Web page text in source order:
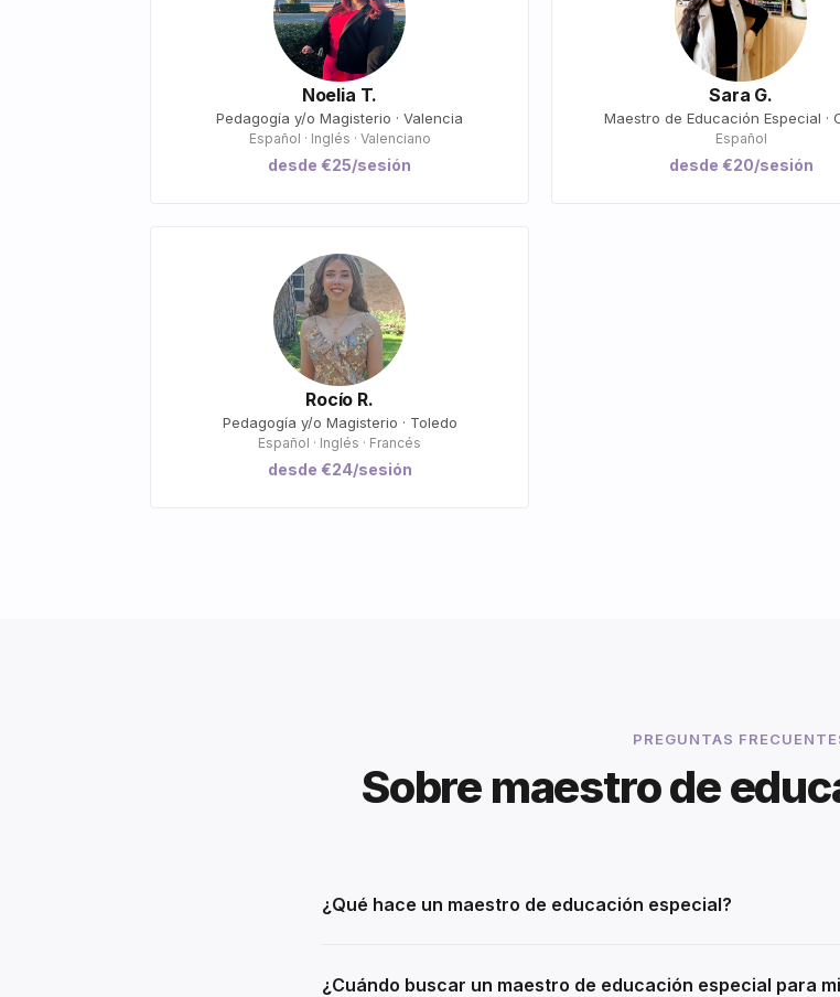
Noelia T.
Pedagogía y/o Magisterio · Valencia
Español · Inglés · Valenciano
desde €25/sesión
Sara G.
Maestro de Educación Especial ·
Español
desde €20/sesión
Rocío R.
Pedagogía y/o Magisterio · Toledo
Español · Inglés · Francés
desde €24/sesión
PREGUNTAS
Sobre maestro de
¿Qué hace un maestro de educación especial?
¿Cuándo buscar un maestro de educación especial para